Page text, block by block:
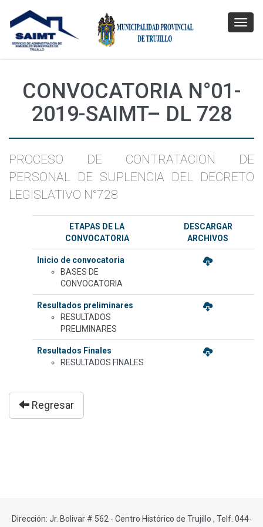
CONVOCATORIA N°01-
2019-SAIMT– DL 728
PROCESO DE CONTRATACION DE
PERSONAL DE SUPLENCIA DEL DECRETO
LEGISLATIVO N°728
ETAPAS DE LA
CONVOCATORIA
DESCARGAR
ARCHIVOS
Inicio de convocatoria
BASES DE
CONVOCATORIA
Resultados preliminares
RESULTADOS
PRELIMINARES
Resultados Finales
RESULTADOS FINALES
Regresar
Dirección: Jr. Bolivar # 562 - Centro Histórico de Trujillo , Telf. 044-